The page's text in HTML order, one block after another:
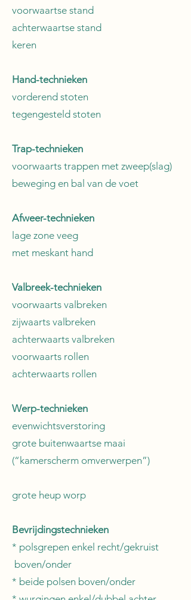
voorwaartse stand
achterwaartse stand
keren
Hand-technieken
vorderend stoten
tegengesteld stoten
Trap-technieken
voorwaarts trappen met zweep(slag)
beweging en bal van de voet
Afweer-technieken
lage zone veeg
met meskant hand
Valbreek-technieken
voorwaarts valbreken
zijwaarts valbreken
achterwaarts valbreken
voorwaarts rollen
achterwaarts rollen
Werp-technieken
evenwichtsverstoring
grote buitenwaartse maai
(“kamerscherm omverwerpen”)
grote heup worp
Bevrijdingstechnieken
* polsgrepen enkel recht/gekruist
boven/onder
* beide polsen boven/onder